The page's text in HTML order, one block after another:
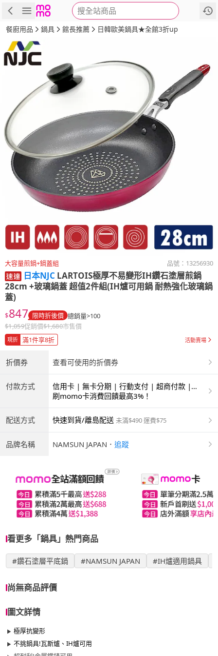
搜全站商品
商品 評價 詳情
餐廚用品 鍋具 館長推薦 日韓歐美鍋具★全館3折up
大容量煎鍋+鍋蓋組 品號： 13256930
日本NJC LARTOIS極厚不易變形IH鑽石塗層煎鍋
28cm +玻璃鍋蓋 超值2件組(IH爐可用鍋 耐熱強化玻璃鍋
蓋)
$847 限時折後價 總銷量>100
$1,059促銷價$1,680市售價
現折 滿1件享8折 活動賣場
折價券 查看可使用的折價券
付款方式
信用卡 | 無卡分期 | 行動支付 | 超商付款 |
ATM | 銀聯卡
刷momo卡消費回饋最高3%！
配送方式 快速到貨/離島配送 未滿$490 運費$75
品牌名稱 NAMSUN JAPAN ． 追蹤
看更多「鍋具」熱門商品
#鑽石塗層平底鍋 #NAMSUN JAPAN #IH爐適用鍋具
尚無商品評價
圖文詳情
極厚抗變形
不挑鍋具!瓦斯爐、IH爐可用